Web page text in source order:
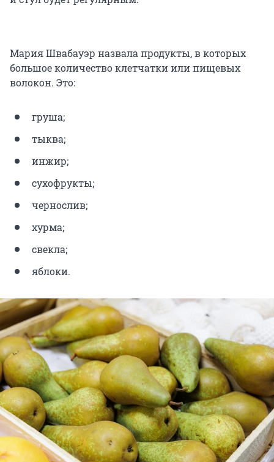
Мария Швабауэр назвала продукты, в которых
большое количество клетчатки или пищевых
волокон. Это:
груша;
тыква;
инжир;
сухофрукты;
чернослив;
хурма;
свекла;
яблоки.